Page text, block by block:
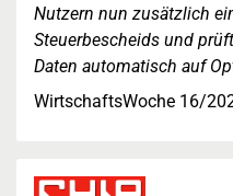
Nutzern nun zusätzlich
Steuerbescheids und
Daten automatisch auf
WirtschaftsWoche 16/